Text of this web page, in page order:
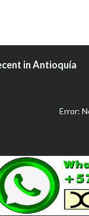
in Antioquía
Error: